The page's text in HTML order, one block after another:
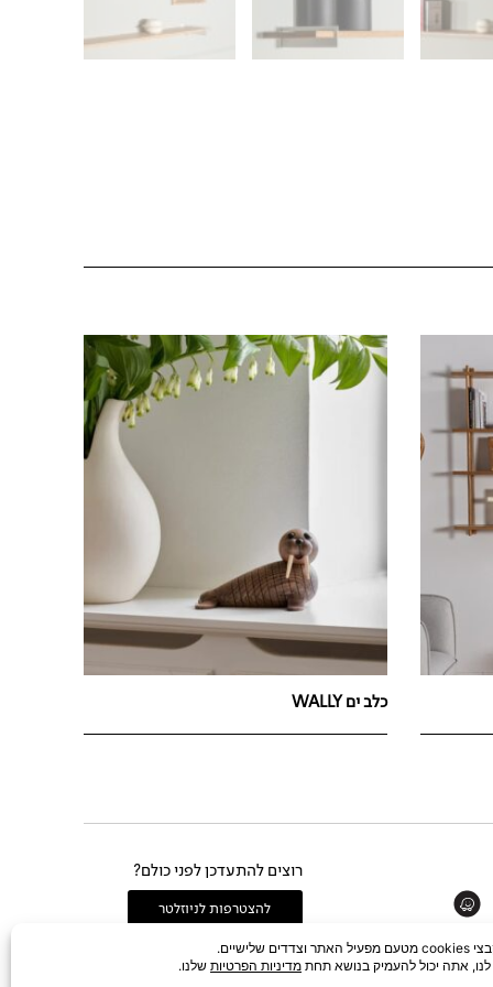
כלב ים WALLY
רוצים להתעדכן לפני כולם?
להצטרפות לניוזלטר